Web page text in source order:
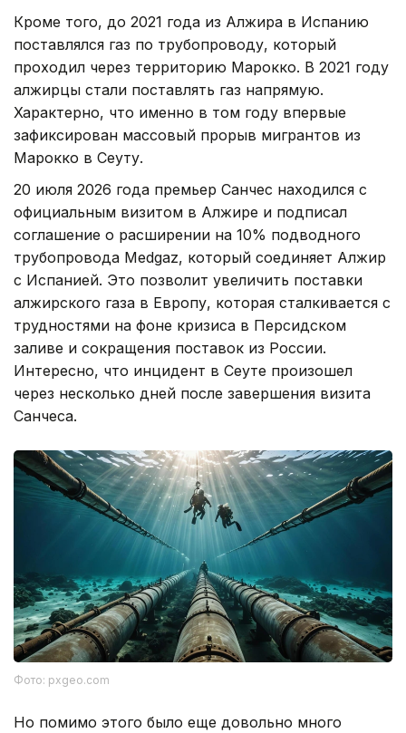
Кроме того, до 2021 года из Алжира в Испанию
поставлялся газ по трубопроводу, который
проходил через территорию Марокко. В 2021 году
алжирцы стали поставлять газ напрямую.
Характерно, что именно в том году впервые
зафиксирован массовый прорыв мигрантов из
Марокко в Сеуту.
20 июля 2026 года премьер Санчес находился с
официальным визитом в Алжире и подписал
соглашение о расширении на 10% подводного
трубопровода Medgaz, который соединяет Алжир
с Испанией. Это позволит увеличить поставки
алжирского газа в Европу, которая сталкивается с
трудностями на фоне кризиса в Персидском
заливе и сокращения поставок из России.
Интересно, что инцидент в Сеуте произошел
через несколько дней после завершения визита
Санчеса.
Фото: pxgeo.com
Но помимо этого было еще довольно много